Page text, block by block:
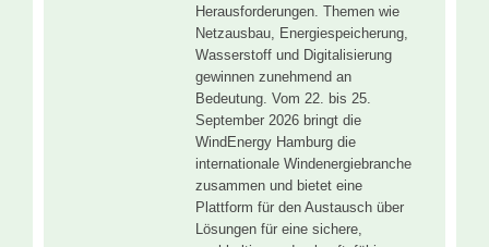
Herausforderungen. Themen wie
Netzausbau, Energiespeicherung,
Wasserstoff und Digitalisierung
gewinnen zunehmend an
Bedeutung. Vom 22. bis 25.
September 2026 bringt die
WindEnergy Hamburg die
internationale Windenergiebranche
zusammen und bietet eine
Plattform für den Austausch über
Lösungen für eine sichere,